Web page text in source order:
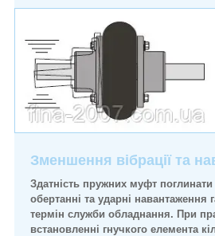
Зменшення вібрації та
Здатність пружних муфт
обертанні та ударні навантаження
термін служби обладнання. При
встановленні гнучкого елемента